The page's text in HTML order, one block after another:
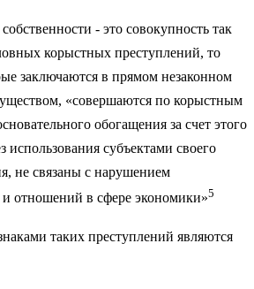
- это совокупность так
корыстных преступлений, то
заключаются в прямом незаконном
«совершаются по корыстным
обогащения за счет этого
использования субъектами своего
не связаны с нарушением
и отношений в сфере экономики»5
таких преступлений являются